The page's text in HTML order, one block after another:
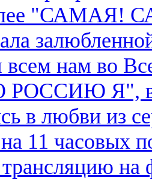
"САМАЯ!
всем нам во
Я", в
в любви из
11 часовых
трансляцию